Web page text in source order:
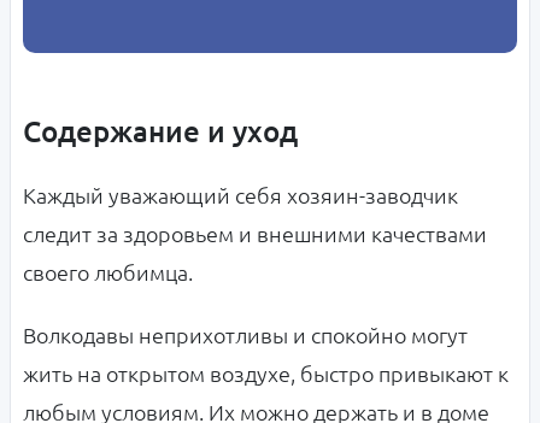
Содержание и уход
Каждый уважающий себя хозяин-заводчик
следит за здоровьем и внешними качествами
своего любимца.
Волкодавы неприхотливы и спокойно могут
жить на открытом воздухе, быстро привыкают к
любым условиям. Их можно держать и в доме